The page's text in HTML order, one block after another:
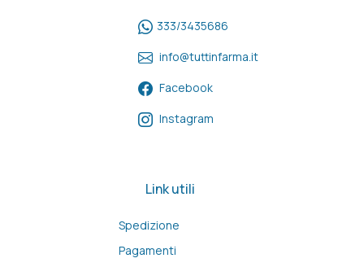
333/3435686
info@tuttinfarma.it
Facebook
Instagram
Link utili
Spedizione
Pagamenti